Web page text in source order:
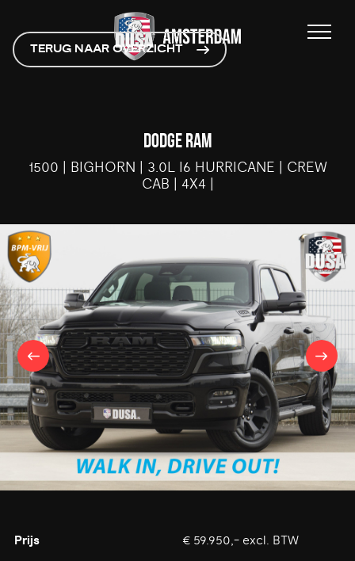
TERUG NAAR OVERZICHT
DODGE RAM
1500 | BIGHORN | 3.0L I6 HURRICANE | CREW
CAB | 4X4 |
Prijs € 59.950,- excl. BTW